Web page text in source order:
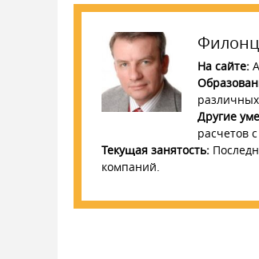
На сайте:
Другие
расчетов
Текущая занятость:
компаний.